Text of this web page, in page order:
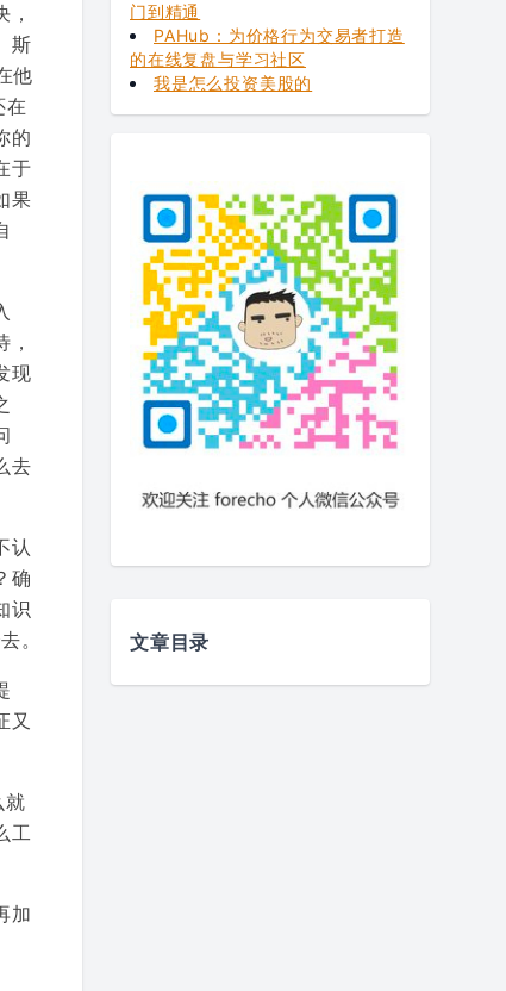
斯
他
在
的
于
果
现
去
认
确
识
。
又
就
工
加
门到精通
PAHub：为价格行为交易者打造
的在线复盘与学习社区
我是怎么投资美股的
文章目录